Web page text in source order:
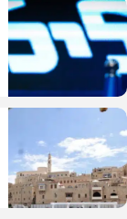
בארץ
פוליטי